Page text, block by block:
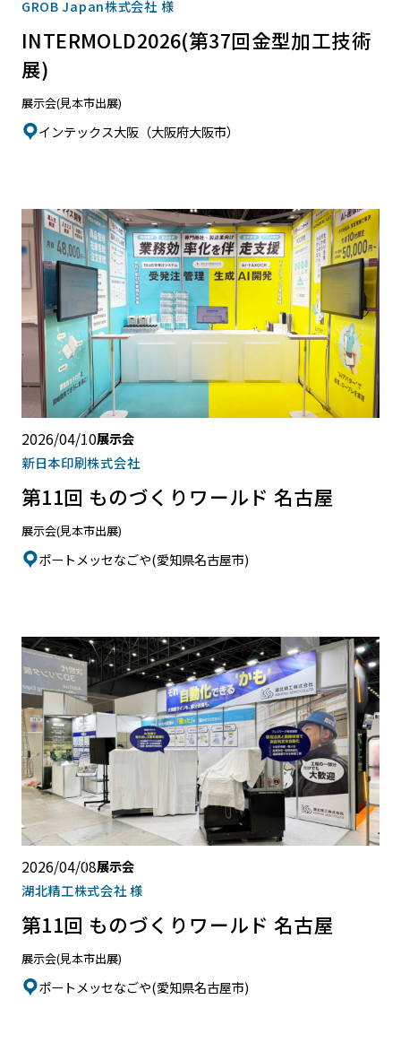
GROB Japan株式会社 様
INTERMOLD2026(第37回金型加工技術
展)
展示会(見本市出展)
インテックス大阪（大阪府大阪市）
2026/04/10展示会
新日本印刷株式会社
第11回 ものづくりワールド 名古屋
展示会(見本市出展)
ポートメッセなごや(愛知県名古屋市)
2026/04/08展示会
湖北精工株式会社 様
第11回 ものづくりワールド 名古屋
展示会(見本市出展)
ポートメッセなごや(愛知県名古屋市)